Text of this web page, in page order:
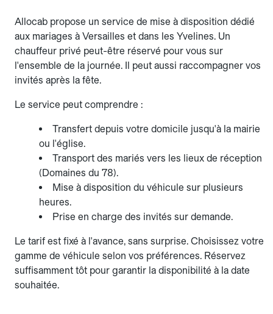
Allocab propose un service de mise à disposition dédié
aux mariages à Versailles et dans les Yvelines. Un
chauffeur privé peut-être réservé pour vous sur
l'ensemble de la journée. Il peut aussi raccompagner vos
invités après la fête.
Le service peut comprendre :
Transfert depuis votre domicile jusqu'à la mairie
ou l'église.
Transport des mariés vers les lieux de réception
(Domaines du 78).
Mise à disposition du véhicule sur plusieurs
heures.
Prise en charge des invités sur demande.
Le tarif est fixé à l'avance, sans surprise. Choisissez votre
gamme de véhicule selon vos préférences. Réservez
suffisamment tôt pour garantir la disponibilité à la date
souhaitée.